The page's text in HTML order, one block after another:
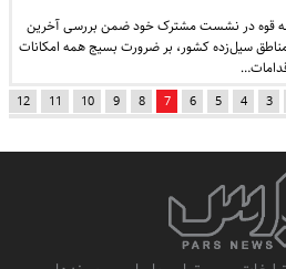
قوه در نشست مشترک خود ضمن بررسی آخرین
سیل‌زده کشور، بر ضرورت بسیج همه امکانات
3
4
5
6
7
8
9
10
11
12